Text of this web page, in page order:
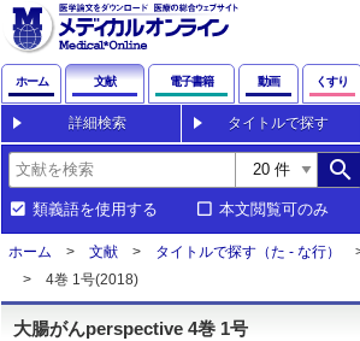
ホーム 文献 電子書籍 動画 くすり
詳細検索 タイトルで探す
search
類義語を使用する 本文閲覧可のみ
ホーム 文献 タイトルで探す（た - な行）
4巻 1号(2018)
大腸がんperspective 4巻 1号